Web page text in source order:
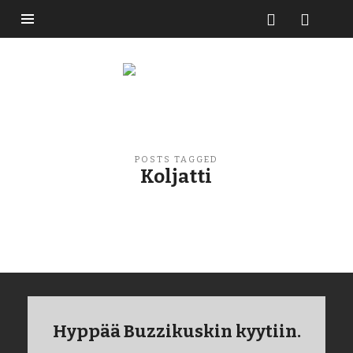
Buzzikuski
POSTS TAGGED
Koljatti
Hyppää Buzzikuskin kyytiin.